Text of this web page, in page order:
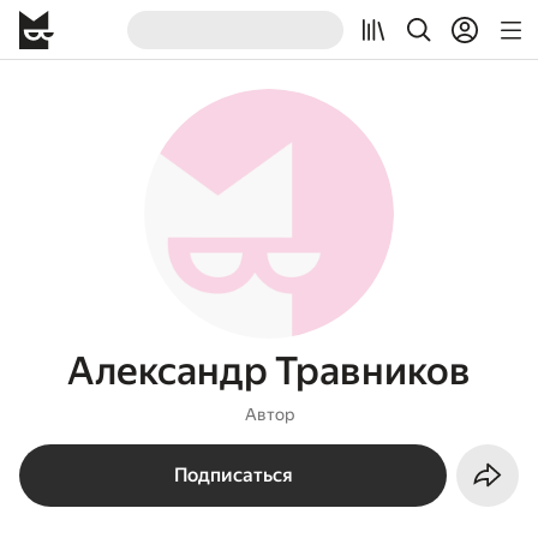
Александр Травников
Автор
Подписаться